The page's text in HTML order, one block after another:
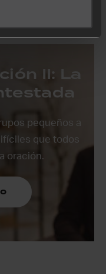
II: La
pequeños a
que todos
oración.